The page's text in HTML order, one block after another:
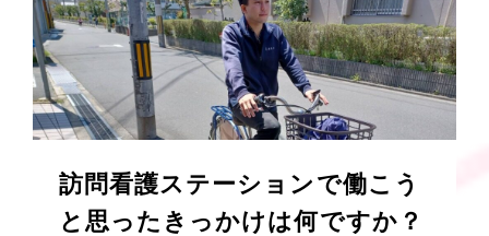
訪問看護ステーションで働こう
と思ったきっかけは何ですか？